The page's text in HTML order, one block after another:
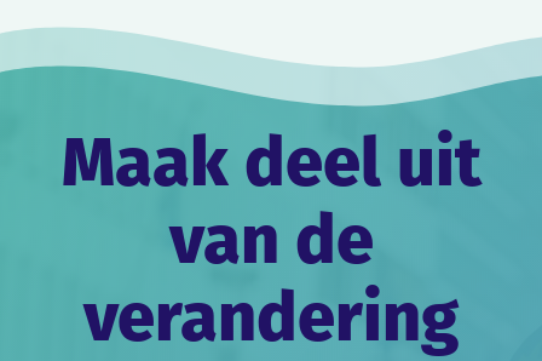
Maak deel uit
van de
verandering